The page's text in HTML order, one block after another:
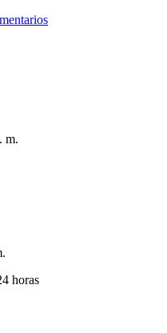
m.
horas